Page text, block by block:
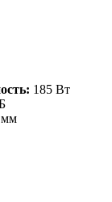
185 Вт
мм